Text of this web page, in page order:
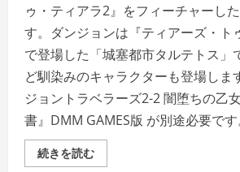
ゥ・ティアラ2』をフィーチャーし
す。ダンジョンは『ティアーズ・ト
で登場した「城塞都市タルテトス」
ど馴染みのキャラクターも登場し
ジョントラベラーズ2-2 闇堕ちの乙
書』DMM GAMES版 が別途必要です
続きを読む＜
DLC